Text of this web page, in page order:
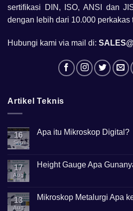
sertifikasi DIN, ISO, ANSI dan
dengan lebih dari 10.000 perkakas
Hubungi kami via mail di:
Artikel Teknis
16
Sep
Apa itu Mikroskop Digital?
Apa
itu
17
Aug
Height Gauge Apa
Height
Gauge
13
Aug
Mikroskop Metalurgi Apa